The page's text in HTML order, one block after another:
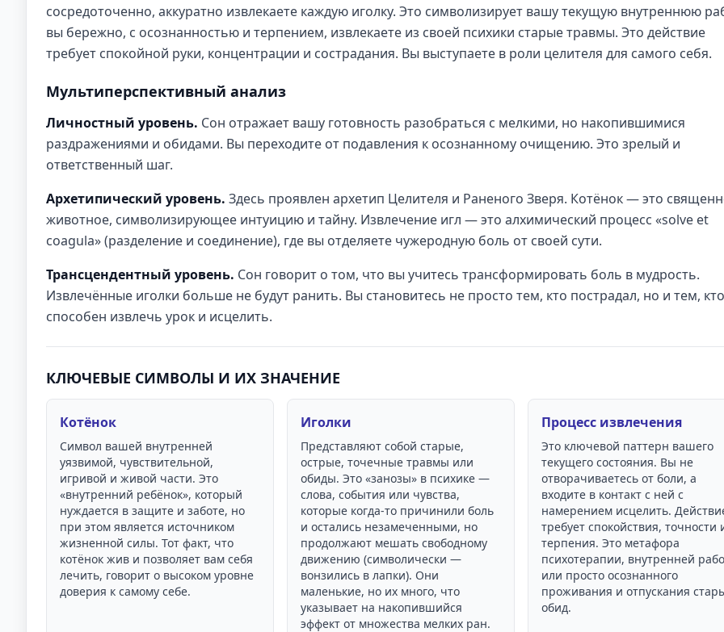
сосредоточенно, аккуратно извлекаете каждую иголку. Это символизирует вашу текущую внутреннюю
вы бережно, с осознанностью и терпением, извлекаете из своей психики старые травмы. Это действие
требует спокойной руки, концентрации и сострадания. Вы выступаете в роли целителя для самого себя.
Мультиперспективный анализ
Личностный уровень. Сон отражает вашу готовность разобраться с мелкими, но накопившимися
раздражениями и обидами. Вы переходите от подавления к осознанному очищению. Это зрелый и
ответственный шаг.
Архетипический уровень. Здесь проявлен архетип Целителя и Раненого Зверя. Котёнок — это
животное, символизирующее интуицию и тайну. Извлечение игл — это алхимический процесс «solve et
coagula» (разделение и соединение), где вы отделяете чужеродную боль от своей сути.
Трансцендентный уровень. Сон говорит о том, что вы учитесь трансформировать боль в мудрость.
Извлечённые иголки больше не будут ранить. Вы становитесь не просто тем, кто пострадал, но и тем, кто
способен извлечь урок и исцелить.
КЛЮЧЕВЫЕ СИМВОЛЫ И ИХ ЗНАЧЕНИЕ
Котёнок
Символ вашей внутренней
уязвимой, чувствительной,
игривой и живой части. Это
«внутренний ребёнок», который
нуждается в защите и заботе, но
при этом является источником
жизненной силы. Тот факт, что
котёнок жив и позволяет вам себя
лечить, говорит о высоком уровне
доверия к самому себе.
Иголки
Представляют собой старые,
острые, точечные травмы или
обиды. Это «занозы» в психике —
слова, события или чувства,
которые когда-то причинили боль
и остались незамеченными, но
продолжают мешать свободному
движению (символически —
вонзились в лапки). Они
маленькие, но их много, что
указывает на накопившийся
эффект от множества мелких ран.
Процесс извлечения
Это ключевой паттерн вашего
текущего состояния. Вы не
отворачиваетесь от боли, а
входите в контакт с ней с
намерением исцелить.
требует спокойствия, точности
терпения. Это метафора
психотерапии, внутренней
или просто осознанного
проживания и отпускания
обид.